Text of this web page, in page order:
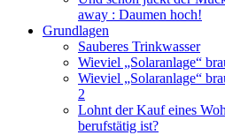
away : Daumen hoch!
Grundlagen
Sauberes Trinkwasser
Wieviel „Solaranlage“
Wieviel „Solaranlage“
2
Lohnt der Kauf eines
berufstätig ist?